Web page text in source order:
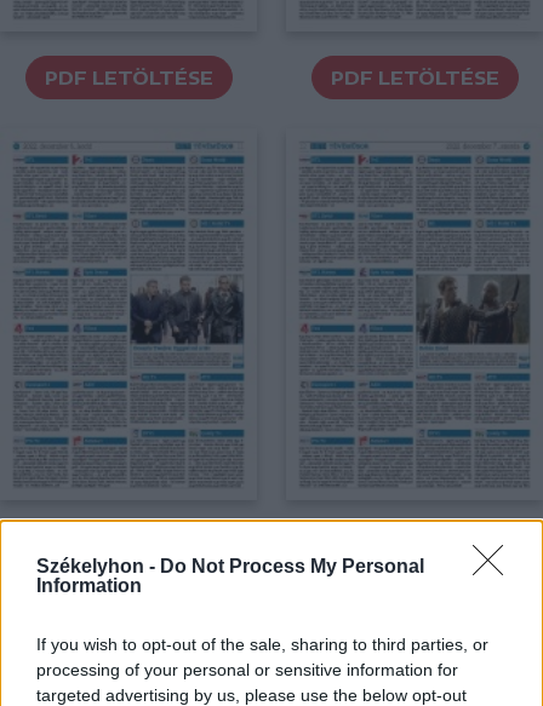
Székelyhon - Do Not Process My Personal
Information
If you wish to opt-out of the sale, sharing to third parties, or
processing of your personal or sensitive information for
targeted advertising by us, please use the below opt-out
PDF LETÖLTÉSE PDF LETÖLTÉSE
PDF LETÖLTÉSE